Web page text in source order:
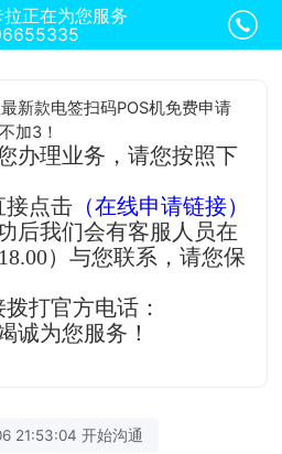
拉正在为您服务
新款电签扫码POS机免费申请
加3！
办理业务，请您按照下
接点击 （在线申请链接）
后我们会有客服人员在
）与您联系，请您保
打官方电话：
诚为您服务！
21:53:04 开始沟通